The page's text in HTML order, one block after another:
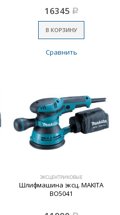
16345 Р
В КОРЗИНУ
Сравнить
ЭКСЦЕНТРИКОВЫЕ
Шлифмашина эксц. MAKITA
BO5041